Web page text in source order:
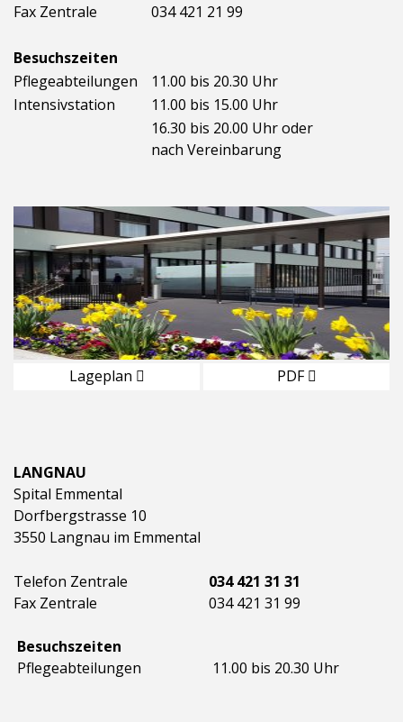
Fax Zentrale
034 421 21 99
Besuchszeiten
Pflegeabteilungen
11.00 bis 20.30 Uhr
Intensivstation
11.00 bis 15.00 Uhr
16.30 bis 20.00 Uhr oder
nach Vereinbarung
Lageplan PDF
LANGNAU
Spital Emmental
Dorfbergstrasse 10
3550 Langnau im Emmental
Telefon Zentrale
034 421 31 31
Fax Zentrale
034 421 31 99
Besuchszeiten
Pflegeabteilungen
11.00 bis 20.30 Uhr